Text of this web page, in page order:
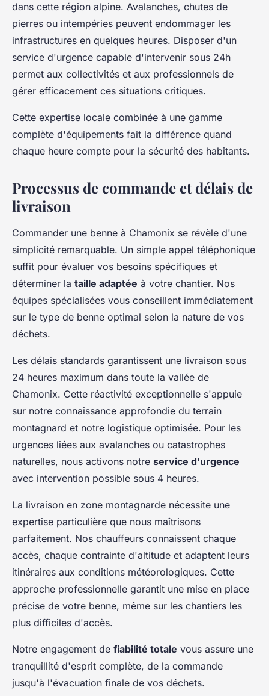
dans cette région alpine. Avalanches, chutes de
pierres ou intempéries peuvent endommager les
infrastructures en quelques heures. Disposer d'un
service d'urgence capable d'intervenir sous 24h
permet aux collectivités et aux professionnels de
gérer efficacement ces situations critiques.
Cette expertise locale combinée à une gamme
complète d'équipements fait la différence quand
chaque heure compte pour la sécurité des habitants.
Processus de commande et délais de
livraison
Commander une benne à Chamonix se révèle d'une
simplicité remarquable. Un simple appel téléphonique
suffit pour évaluer vos besoins spécifiques et
déterminer la taille adaptée à votre chantier. Nos
équipes spécialisées vous conseillent immédiatement
sur le type de benne optimal selon la nature de vos
déchets.
Les délais standards garantissent une livraison sous
24 heures maximum dans toute la vallée de
Chamonix. Cette réactivité exceptionnelle s'appuie
sur notre connaissance approfondie du terrain
montagnard et notre logistique optimisée. Pour les
urgences liées aux avalanches ou catastrophes
naturelles, nous activons notre service d'urgence
avec intervention possible sous 4 heures.
La livraison en zone montagnarde nécessite une
expertise particulière que nous maîtrisons
parfaitement. Nos chauffeurs connaissent chaque
accès, chaque contrainte d'altitude et adaptent leurs
itinéraires aux conditions météorologiques. Cette
approche professionnelle garantit une mise en place
précise de votre benne, même sur les chantiers les
plus difficiles d'accès.
Notre engagement de fiabilité totale vous assure une
tranquillité d'esprit complète, de la commande
jusqu'à l'évacuation finale de vos déchets.